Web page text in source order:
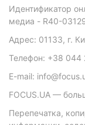
Идентификатор
медиа - R40-
Адрес: 01133, г.
Телефон: +38 044
E-mail:
FOCUS.UA —
Перепечатка,